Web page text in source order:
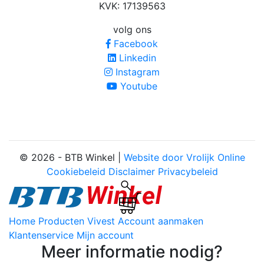
KVK: 17139563
volg ons
Facebook
Linkedin
Instagram
Youtube
© 2026 - BTB Winkel | Website door Vrolijk Online
Cookiebeleid Disclaimer Privacybeleid
Home Producten Vivest Account aanmaken
Klantenservice Mijn account
Meer informatie nodig?